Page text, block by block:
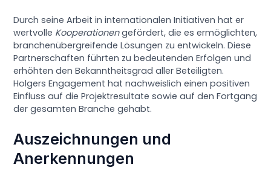
Durch seine Arbeit in internationalen Initiativen hat er
wertvolle Kooperationengefördert, die es ermöglichten,
branchenübergreifende Lösungen zu entwickeln. Diese
Partnerschaften führten zu bedeutenden Erfolgen und
erhöhten den Bekanntheitsgrad aller Beteiligten.
Holgers Engagement hat nachweislich einen positiven
Einfluss auf die Projektresultate sowie auf den Fortgang
der gesamten Branche gehabt.
Auszeichnungen und
Anerkennungen